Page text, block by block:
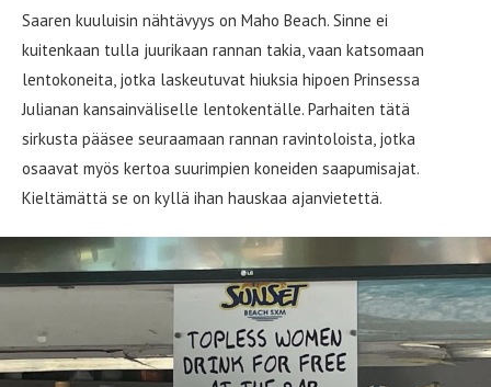
Saaren kuuluisin nähtävyys on Maho Beach. Sinne ei
kuitenkaan tulla juurikaan rannan takia, vaan katsomaan
lentokoneita, jotka laskeutuvat hiuksia hipoen Prinsessa
Julianan kansainväliselle lentokentälle. Parhaiten tätä
sirkusta pääsee seuraamaan rannan ravintoloista, jotka
osaavat myös kertoa suurimpien koneiden saapumisajat.
Kieltämättä se on kyllä ihan hauskaa ajanvietettä.